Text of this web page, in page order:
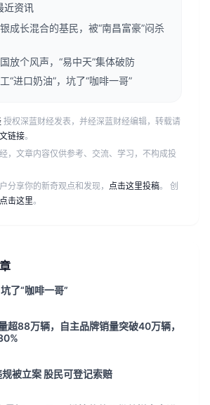
，关注资本市场、公司价
财经传媒行业，是国内领先的
媒体。
近资讯
成长混合的基民，被“南昌富豪”闷杀
放个风声，“易中天”集体破防
“进口奶油”，坑了“咖啡一哥”
授权深蓝财经发表，并经深蓝财经编辑，转载请
链接。
，文章内容仅供参考、交流、学习，不构成投
分享你的新奇观点和发现， 点击这里投稿。 创
点击这里。
了“咖啡一哥”
超88万辆，自主品牌销量突破40万辆，
被立案 股民可登记索赔